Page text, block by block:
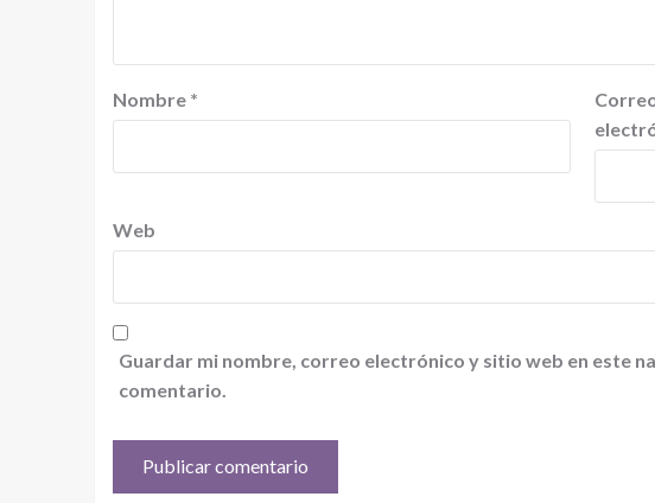
Nombre *
Web
Guardar mi nombre, correo electrónico y sitio web en este
comentario.